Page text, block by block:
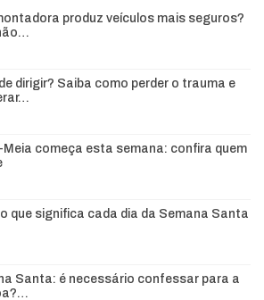
produz veículos mais seguros?
dirigir? Saiba como perder o trauma e
Meia começa esta semana: confira quem
que significa cada dia da Semana Santa
Santa: é necessário confessar para a